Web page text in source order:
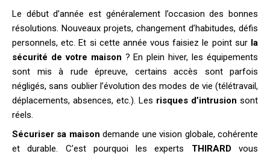
Le début d’année est généralement l’occasion des bonnes
résolutions. Nouveaux projets, changement d’habitudes, défis
personnels, etc. Et si cette année vous faisiez le point surla
sécurité de votre maison ? En plein hiver, les équipements
sont mis à rude épreuve, certains accès sont parfois
négligés, sans oublier l’évolution des modes de vie (télétravail,
déplacements, absences, etc.). Les risques d’intrusion sont
réels.
Sécuriser sa maison demande une vision globale, cohérente
et durable. C’est pourquoi les experts THIRARDvous